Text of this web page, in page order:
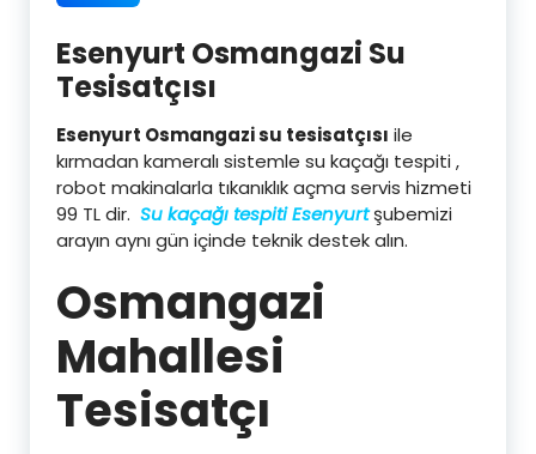
Esenyurt Osmangazi Su
Tesisatçısı
Esenyurt Osmangazi su tesisatçısı ile
kırmadan kameralı sistemle su kaçağı tespiti ,
robot makinalarla tıkanıklık açma servis hizmeti
99 TL dir. Su kaçağı tespiti Esenyurtşubemizi
arayın aynı gün içinde teknik destek alın.
Osmangazi
Mahallesi
Tesisatçı